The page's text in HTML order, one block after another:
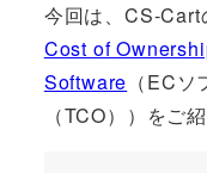
今回は、CS-
Cost of
Software （EC
（TCO））をご